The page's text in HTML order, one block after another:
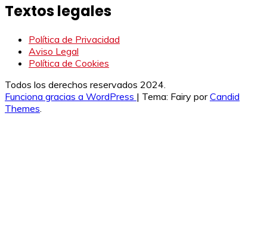
Textos legales
Política de Privacidad
Aviso Legal
Política de Cookies
Todos los derechos reservados 2024.
Funciona gracias a WordPress | Tema: Fairy porCandid
Themes